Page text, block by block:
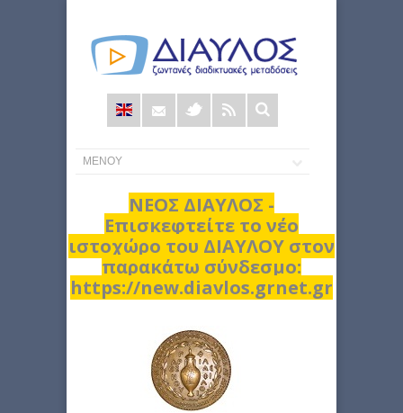
Φόρμα
αναζήτησης
ΝΕΟΣ ΔΙΑΥΛΟΣ -
Επισκεφτείτε το νέο
ιστοχώρο του ΔΙΑΥΛΟΥ στον
παρακάτω σύνδεσμο:
https://new.diavlos.grnet.gr